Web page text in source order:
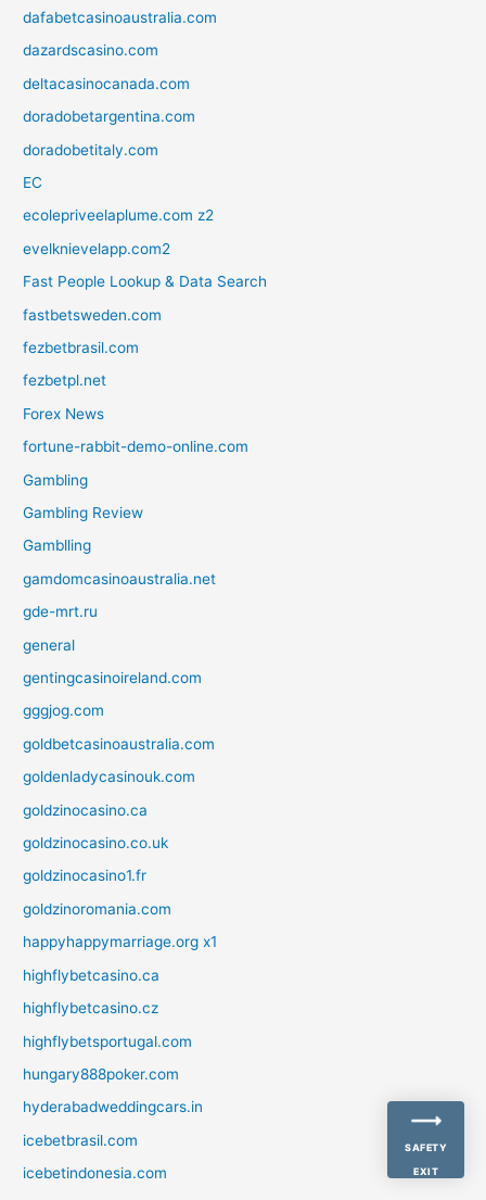
dafabetcasinoaustralia.com
dazardscasino.com
deltacasinocanada.com
doradobetargentina.com
doradobetitaly.com
EC
ecolepriveelaplume.com z2
evelknievelapp.com2
Fast People Lookup & Data Search
fastbetsweden.com
fezbetbrasil.com
fezbetpl.net
Forex News
fortune-rabbit-demo-online.com
Gambling
Gambling Review
Gamblling
gamdomcasinoaustralia.net
gde-mrt.ru
general
gentingcasinoireland.com
gggjog.com
goldbetcasinoaustralia.com
goldenladycasinouk.com
goldzinocasino.ca
goldzinocasino.co.uk
goldzinocasino1.fr
goldzinoromania.com
happyhappymarriage.org x1
highflybetcasino.ca
highflybetcasino.cz
highflybetsportugal.com
hungary888poker.com
hyderabadweddingcars.in
icebetbrasil.com
icebetindonesia.com
SAFETY
EXIT